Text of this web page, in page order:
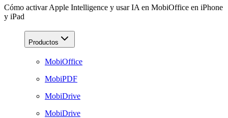
Cómo activar Apple Intelligence y usar IA en MobiOffice en iPhone
y iPad
Productos
MobiOffice
MobiPDF
MobiDrive
MobiDrive